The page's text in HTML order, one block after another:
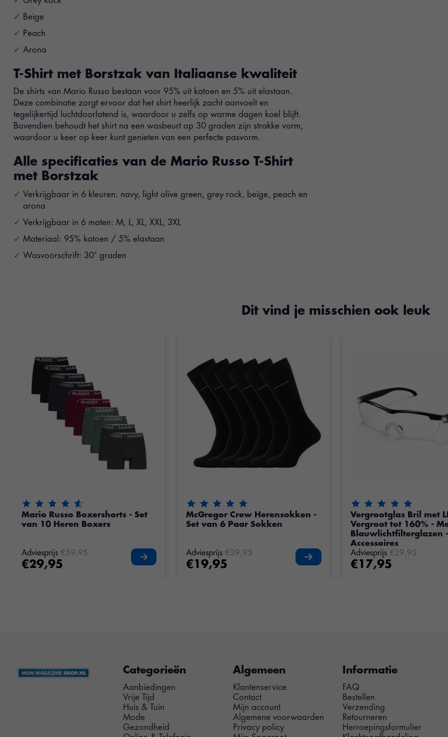
Beige
Peach
Arona
T-Shirt met Borstzak van Italiaanse kwaliteit
De shirts van Mario Russo bestaan voor 95% uit katoen en 5% uit elastaan.
Deze combinatie zorgt ervoor dat het shirt heerlijk zacht aanvoelt en
tegelijkertijd luchtdoorlatend is, waardoor u zelfs op warme dagen koel blijft.
Bovendien behoudt het shirt na een wasbeurt op 30 graden zijn strakke vorm,
waardoor u keer op keer kunt genieten van een perfecte pasvorm.
Alle specificaties van de Mario Russo T-Shirt
met Borstzak
Verkrijgbaar in 6 kleuren: navy, light olive green, grey rock, beige, peach en
arona
Verkrijgbaar in 6 maten: M, L, XL, XXL, 3XL
Materiaal: 95% katoen / 5% elastaan
Wasvoorschrift: 30˚ graden
Dit vind je misschien ook leuk
De beoordeling van dit product is van de 5
Mario Russo Boxershorts - Set
van 10 Heren Boxers
Adviesprijs €59,95
€29,95
De beoordeling van dit product is van de 5
McGregor Crew Herensokken -
Set van 6 Paar Sokken
Adviesprijs €39,95
€19,95
De beoordeling van dit
Vergrootglas Bril met
Vergroot tot 160% -
Blauwlichtfilterglazen
Accessoires
Adviesprijs €29,95
€17,95
Categorieën
Aanbiedingen
Vrije Tijd
Huis & Tuin
Mode
Gezondheid
Algemeen
Klantenservice
Contact
Mijn account
Algemene voorwaarden
Privacy policy
Informatie
FAQ
Bestellen
Verzending
Retourneren
Herroepingsformulier